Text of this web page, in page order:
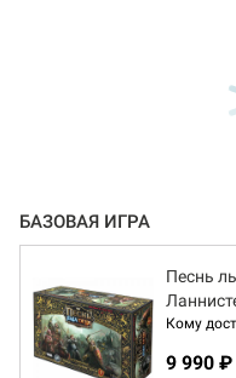
БАЗОВАЯ ИГРА
Песнь
Кому
9 990 ₽